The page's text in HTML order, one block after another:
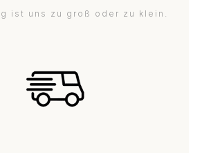
ist uns zu groß oder zu klein.